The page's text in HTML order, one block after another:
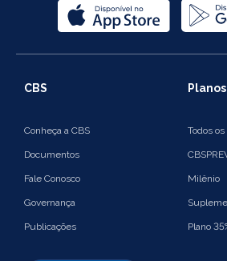
CBS
Conheça a CBS
Documentos
Fale Conosco
Governança
Publicações
Planos
Todos
Milênio
Plano